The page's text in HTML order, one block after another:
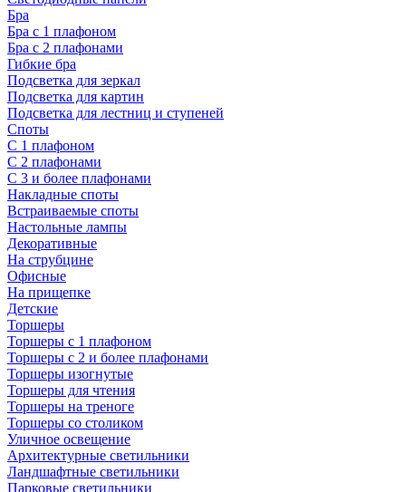
Бра
Бра с 1 плафоном
Бра с 2 плафонами
Гибкие бра
Подсветка для зеркал
Подсветка для картин
Подсветка для лестниц и ступеней
Споты
С 1 плафоном
С 2 плафонами
С 3 и более плафонами
Накладные споты
Встраиваемые споты
Настольные лампы
Декоративные
На струбцине
Офисные
На прищепке
Детские
Торшеры
Торшеры с 1 плафоном
Торшеры с 2 и более плафонами
Торшеры изогнутые
Торшеры для чтения
Торшеры на треноге
Торшеры со столиком
Уличное освещение
Архитектурные светильники
Ландшафтные светильники
Парковые светильники